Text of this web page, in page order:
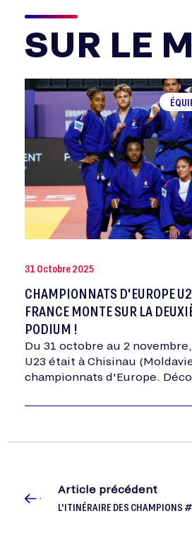
SUR LE
31 Octobre 2025
CHAMPIONNATS D'EUROPE
FRANCE MONTE SUR LA
PODIUM !
Du 31 octobre au 2
U23 était à Chisinau
championnats d'Europe.
Article précédent
L'ITINÉRAIRE DES CHAMPIONS